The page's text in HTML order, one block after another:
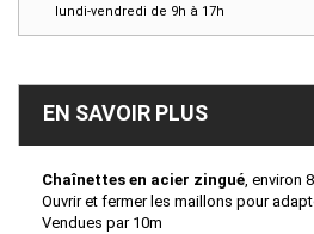
lundi-vendredi de 9h à 17h
EN SAVOIR PLUS
Chaînettes en acier zingué, environ
Ouvrir et fermer les maillons pour
Vendues par 10m